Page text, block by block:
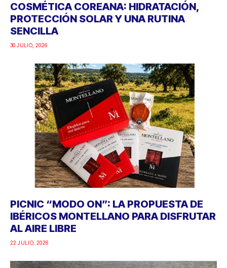
COSMÉTICA COREANA: HIDRATACIÓN,
PROTECCIÓN SOLAR Y UNA RUTINA
SENCILLA
30 JULIO, 2026
PICNIC “MODO ON”: LA PROPUESTA DE
IBÉRICOS MONTELLANO PARA DISFRUTAR
AL AIRE LIBRE
22 JULIO, 2026